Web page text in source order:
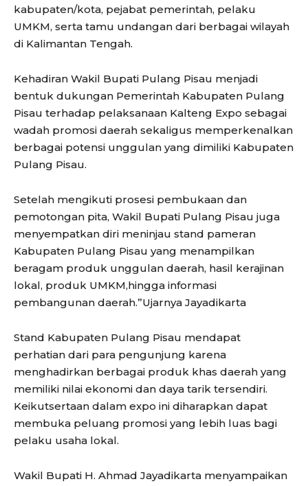
kabupaten/kota, pejabat pemerintah, pelaku
UMKM, serta tamu undangan dari berbagai wilayah
di Kalimantan Tengah.
Kehadiran Wakil Bupati Pulang Pisau menjadi
bentuk dukungan Pemerintah Kabupaten Pulang
Pisau terhadap pelaksanaan Kalteng Expo sebagai
wadah promosi daerah sekaligus memperkenalkan
berbagai potensi unggulan yang dimiliki Kabupaten
Pulang Pisau.
Setelah mengikuti prosesi pembukaan dan
pemotongan pita, Wakil Bupati Pulang Pisau juga
menyempatkan diri meninjau stand pameran
Kabupaten Pulang Pisau yang menampilkan
beragam produk unggulan daerah, hasil kerajinan
lokal, produk UMKM,hingga informasi
pembangunan daerah.”Ujarnya Jayadikarta
Stand Kabupaten Pulang Pisau mendapat
perhatian dari para pengunjung karena
menghadirkan berbagai produk khas daerah yang
memiliki nilai ekonomi dan daya tarik tersendiri.
Keikutsertaan dalam expo ini diharapkan dapat
membuka peluang promosi yang lebih luas bagi
pelaku usaha lokal.
Wakil Bupati H. Ahmad Jayadikarta menyampaikan